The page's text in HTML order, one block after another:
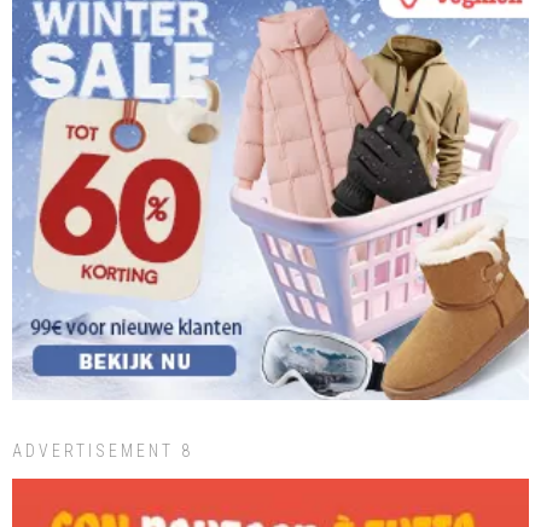
ADVERTISEMENT 8